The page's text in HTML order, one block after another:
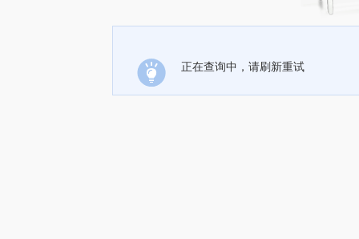
正在查询中，请刷新重试